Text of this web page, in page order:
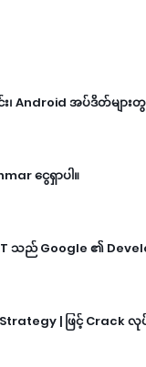
Android အပ်ဒိတ်များတွ
ငွေရှာပါ။
သည် Google ၏
| ဖြင့် Crack လုပ်